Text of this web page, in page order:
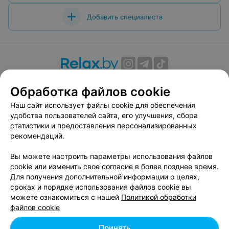
Добавить специалиста
Вакансии
Публичный договор
Способы оплаты
Публичный договор по использованию сервиса
«Афиша»
Пользовательское соглашение
Связаться по вопросам сотрудничества
Написать руководителю relax.by
Персональные настройки cookie
Обработка персональных данных
Обработка файлов cookie
Наш сайт использует файлы cookie для обеспечения
удобства пользователей сайта, его улучшения, сбора
статистики и предоставления персонализированных
рекомендаций.
Вы можете настроить параметры использования файлов
cookie или изменить свое согласие в более позднее время.
Для получения дополнительной информации о целях,
сроках и порядке использования файлов cookie вы
можете ознакомиться с нашей Политикой обработки
файлов cookie